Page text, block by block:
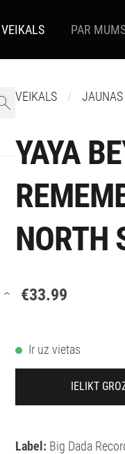
VEIKALS PAR
›
VEIKALS JAUNAS
YAYA
NORTH
€33.99
Ir uz vietas
IELIKT
Label: Big Dada